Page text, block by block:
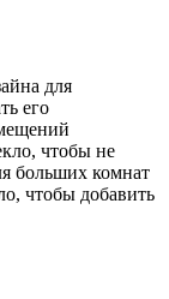
для
его
чтобы не
больших комнат
чтобы добавить